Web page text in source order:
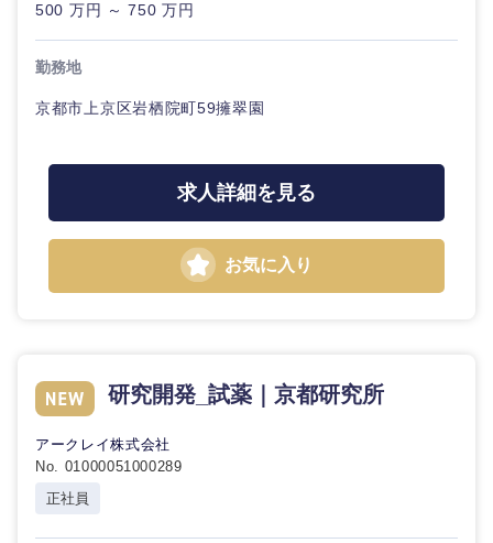
500 万円 ～ 750 万円
勤務地
京都市上京区岩栖院町59擁翠園
求人詳細を見る
お気に入り
研究開発_試薬｜京都研究所
アークレイ株式会社
No. 01000051000289
正社員